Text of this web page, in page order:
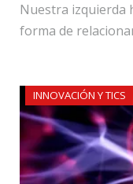
Nuestra izquierda
forma de
INNOVACIÓN Y TICS